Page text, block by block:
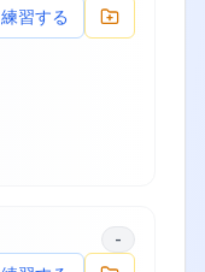
練習する
-